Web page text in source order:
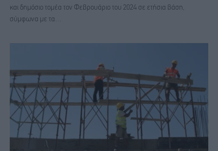
και δημόσιο τομέα τον Φεβρουάριο του 2024 σε ετήσια βάση,
σύμφωνα με τα…